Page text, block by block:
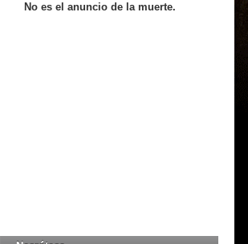
No es el anuncio de la muerte.